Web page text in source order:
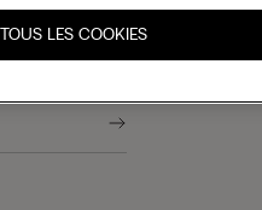
LES COOKIES